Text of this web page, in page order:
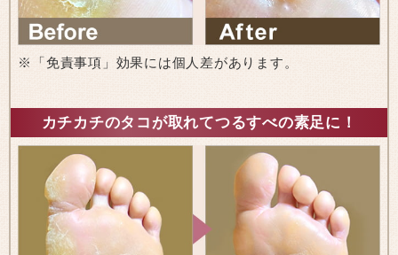
※「免責事項」効果には個人差があります。
カチカチのタコが取れてつるすべの素足に！